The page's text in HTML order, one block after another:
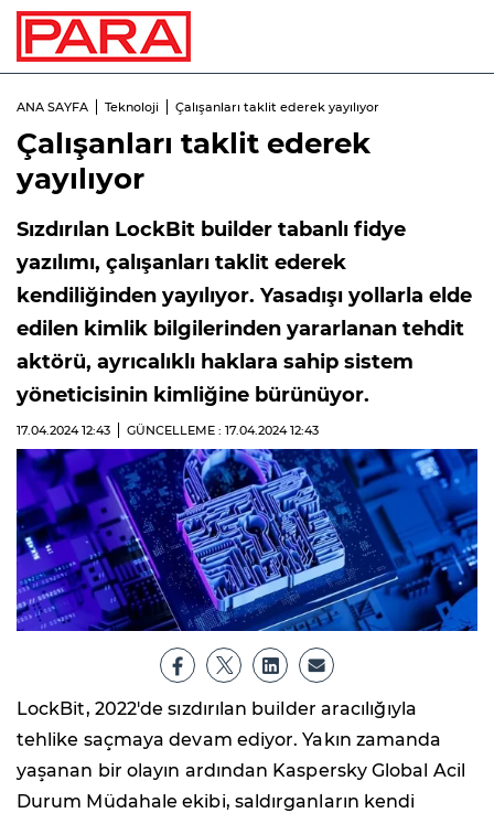
ANA SAYFA Teknoloji Çalışanları taklit ederek yayılıyor
Çalışanları taklit ederek
yayılıyor
Sızdırılan LockBit builder tabanlı fidye
yazılımı, çalışanları taklit ederek
kendiliğinden yayılıyor. Yasadışı yollarla elde
edilen kimlik bilgilerinden yararlanan tehdit
aktörü, ayrıcalıklı haklara sahip sistem
yöneticisinin kimliğine bürünüyor.
17.04.202412:43 GÜNCELLEME : 17.04.202412:43
LockBit, 2022'de sızdırılan builder aracılığıyla
tehlike saçmaya devam ediyor. Yakın zamanda
yaşanan bir olayın ardından Kaspersky Global Acil
Durum Müdahale ekibi, saldırganların kendi